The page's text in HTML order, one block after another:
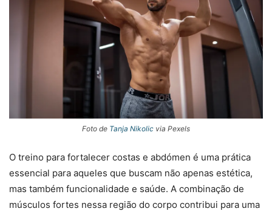
Foto de Tanja Nikolic via Pexels
O treino para fortalecer costas e abdómen é uma prática
essencial para aqueles que buscam não apenas estética,
mas também funcionalidade e saúde. A combinação de
músculos fortes nessa região do corpo contribui para uma